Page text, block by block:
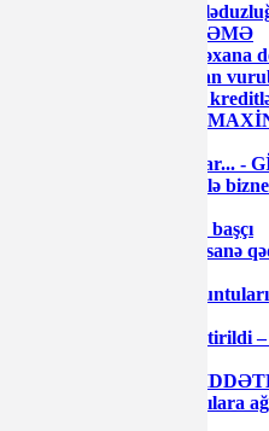
Məşhur səfirin oğlu
qurbanı olub - MƏHKƏMƏ
Azərbaycanda bu xəstəxana
min manatdan çox ziyan
"World Telecom"-dan
alarkən diqqətli olun -
Gədəbəydə narazılıq var... -
Səttar Möhbalıyevin ailə
Milyonları olan keçmiş başçı
görünmədi... - Bir Rəqsanə
Gömrükdə qanun pozuntuları
Bakıda gözətçi qətlə yetirildi
Neft şəhəri uğrunda
DÖYÜŞ: Ordu üsyançılara